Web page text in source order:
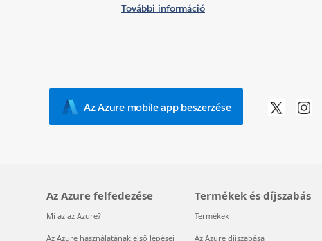
További információ
Az Azure mobile app beszerzése
Az Azure felfedezése
Mi az az Azure?
Az Azure használatának első lépései
Termékek és díjszabás
Termékek
Az Azure díjszabása